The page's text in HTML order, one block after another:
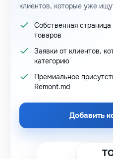
клиентов, которые уже
Собственная
товаров
Заявки от клиентов,
категорию
Премиальное
Remont.md
Добавить